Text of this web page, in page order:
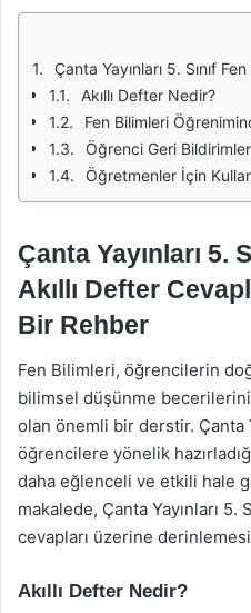
Çanta Yayınları 5. Sınıf Fen Bilimleri
Akıllı Defter Nedir?
Fen Bilimleri
Öğrenci Geri
Öğretmenler İçin
Çanta Yayınları 5.
Akıllı Defter
Bir Rehber
Fen Bilimleri, öğrencilerin
bilimsel düşünme
olan önemli bir derstir. Çanta
öğrencilere yönelik
daha eğlenceli ve etkili hale
makalede, Çanta Yayınları 5.
cevapları üzerine
Akıllı Defter Nedir?